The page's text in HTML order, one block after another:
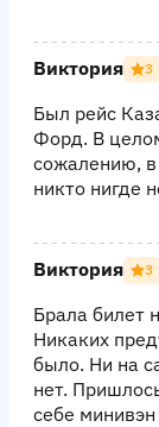
Виктория 3
Был рейс
Форд. В
сожалению, в
никто нигде
Виктория 3
Брала билет
Никаких
было. Ни на
нет.
себе минивэн